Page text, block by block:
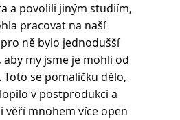
a povolili jiným studiím,
pracovat na naší
ně bylo jednodušší
my jsme je mohli od
se pomaličku dělo,
v postprodukci a
věří mnohem více open